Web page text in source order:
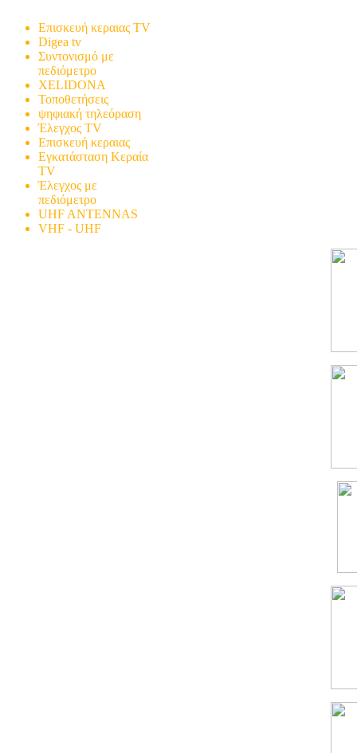
Επισκευή κεραιας TV
Digea tv
Συντονισμό με
πεδιόμετρο
XELIDONA
Τοποθετήσεις
ψηφιακή τηλεόραση
Έλεγχος TV
Επισκευή κεραιας
Εγκατάσταση Κεραία
TV
Έλεγχος με
πεδιόμετρο
UHF ANTENNAS
VHF - UHF